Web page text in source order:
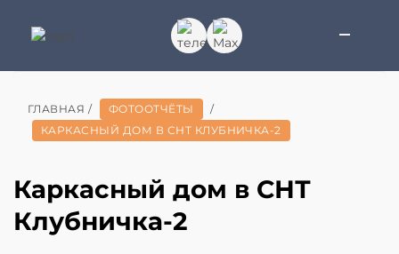
ГЛАВНАЯ / ФОТООТЧЁТЫ
/
КАРКАСНЫЙ ДОМ В СНТ КЛУБНИЧКА-2
Каркасный дом в СНТ
Клубничка-2